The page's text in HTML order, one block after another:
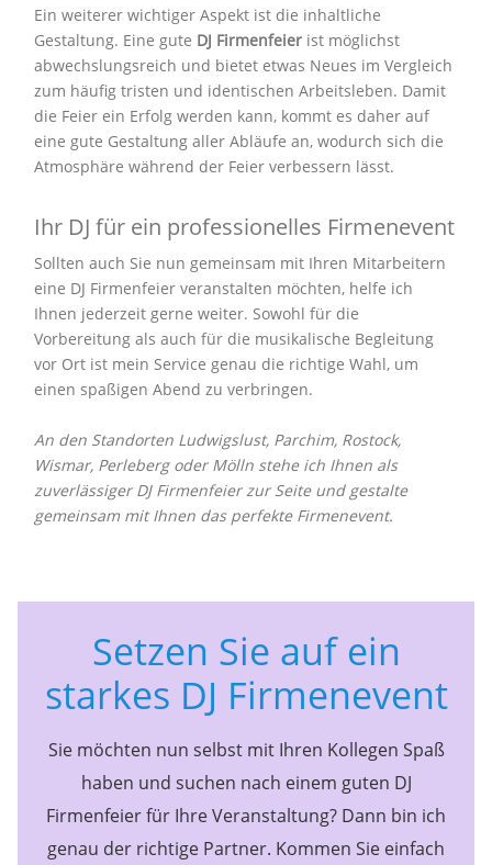
Ein weiterer wichtiger Aspekt ist die inhaltliche
Gestaltung. Eine gute DJ Firmenfeier ist möglichst
abwechslungsreich und bietet etwas Neues im Vergleich
zum häufig tristen und identischen Arbeitsleben. Damit
die Feier ein Erfolg werden kann, kommt es daher auf
eine gute Gestaltung aller Abläufe an, wodurch sich die
Atmosphäre während der Feier verbessern lässt.
Ihr DJ für ein professionelles Firmenevent
Sollten auch Sie nun gemeinsam mit Ihren Mitarbeitern
eine DJ Firmenfeier veranstalten möchten, helfe ich
Ihnen jederzeit gerne weiter. Sowohl für die
Vorbereitung als auch für die musikalische Begleitung
vor Ort ist mein Service genau die richtige Wahl, um
einen spaßigen Abend zu verbringen.
An den Standorten Ludwigslust, Parchim, Rostock,
Wismar, Perleberg oder Mölln stehe ich Ihnen als
zuverlässiger DJ Firmenfeier zur Seite und gestalte
gemeinsam mit Ihnen das perfekte Firmenevent.
Setzen Sie auf ein
starkes DJ Firmenevent
Sie möchten nun selbst mit Ihren Kollegen Spaß
haben und suchen nach einem guten DJ
Firmenfeier für Ihre Veranstaltung? Dann bin ich
genau der richtige Partner. Kommen Sie einfach